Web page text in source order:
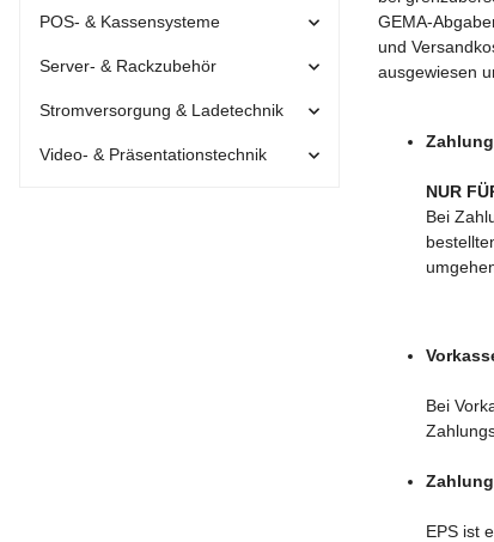
GEMA-
und
ausgewiesen
NUR
Bei
Bei
EPS ist
POS- & Kassensysteme
Server- & Rackzubehör
Stromversorgung & Ladetechnik
Video- & Präsentationstechnik